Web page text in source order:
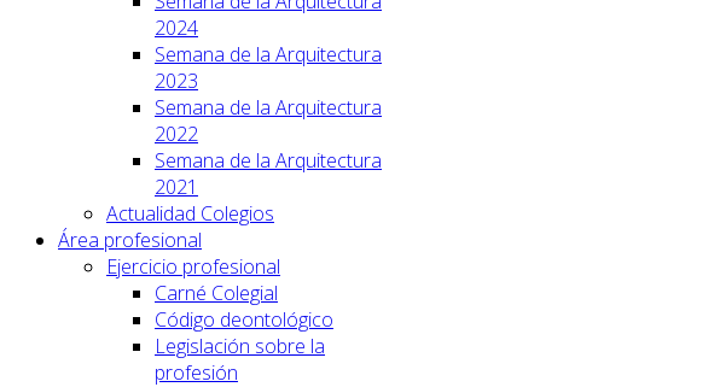
2024
Semana de la Arquitectura
2023
Semana de la Arquitectura
2022
Semana de la Arquitectura
2021
Actualidad Colegios
Área profesional
Ejercicio profesional
Carné Colegial
Código deontológico
Legislación sobre la
profesión